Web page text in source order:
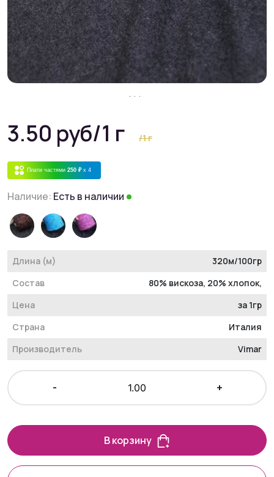
3.50 руб/1 г /1 г
Плати частями 250 ₽ x 4
Наличие: Есть в наличии
Длина (м)
320м/100гр
Состав
80% вискоза, 20% хлопок,
Цена
за 1гр
Страна
Италия
Производитель
Vimar
- +
В корзину